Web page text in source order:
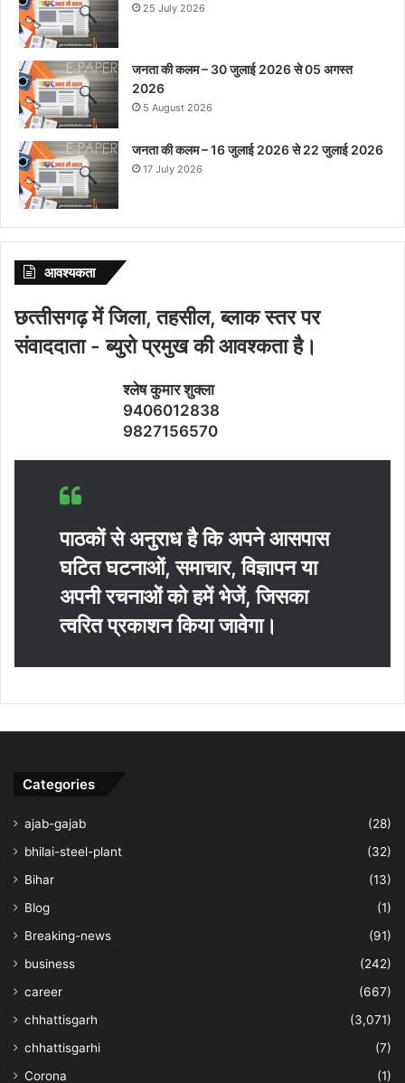
25 July 2026
जनता की कलम – 30 जुलाई 2026 से 05 अगस्त
2026
5 August 2026
जनता की कलम – 16 जुलाई 2026 से 22 जुलाई 2026
17 July 2026
आवश्‍यकता
छत्‍तीसगढ़ में जिला, तहसील, ब्‍लाक स्‍तर पर
संवाददाता - ब्‍युरो प्रमुख की आवश्‍कता है।
श्‍लेष कुमार शुक्‍ला
9406012838
9827156570
पाठकों से अनुराध है कि अपने आसपास
घटित घटनाओं, समाचार, विज्ञापन या
अपनी रचनाओं को हमें भेजें, जिसका
त्‍वरित प्रकाशन किया जावेगा।
Categories
ajab-gajab
(28)
bhilai-steel-plant
(32)
Bihar
(13)
Blog
(1)
Breaking-news
(91)
business
(242)
career
(667)
chhattisgarh
(3,071)
chhattisgarhi
(7)
Corona
(1)